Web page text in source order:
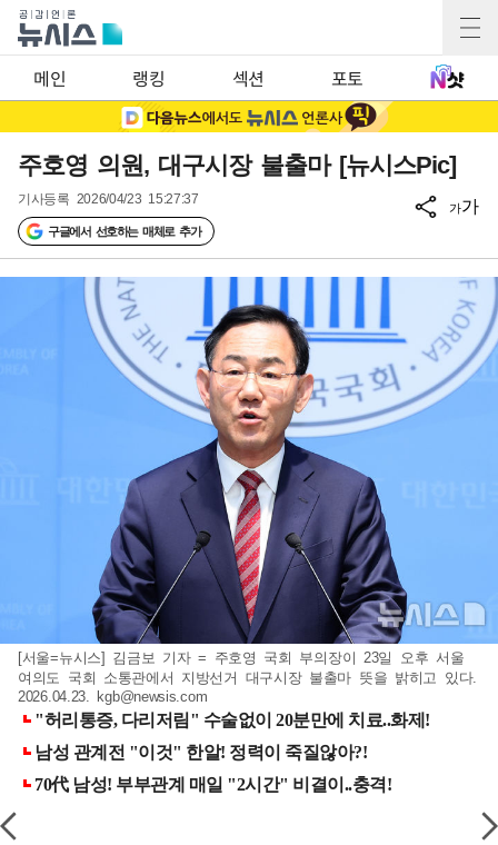
메인 랭킹 섹션 포토
주호영 의원, 대구시장 불출마 [뉴시스Pic]
기사등록 2026/04/23 15:27:37
구글에서 선호하는 매체로 추가
가가
[서울=뉴시스] 김금보 기자 = 주호영 국회 부의장이 23일 오후 서울
여의도 국회 소통관에서 지방선거 대구시장 불출마 뜻을 밝히고 있다.
2026.04.23.
kgb@newsis.com